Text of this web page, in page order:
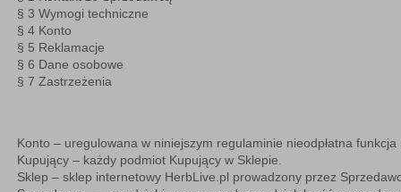
§ 3 Wymogi techniczne
§ 4Konto
§ 5 Reklamacje
§ 6 Dane osobowe
§ 7 Zastrzeżenia
Konto – uregulowana w niniejszym regulaminie nieodpłatna
Kupujący– każdy podmiot Kupujący w Sklepie.
Sklep – sklep internetowy HerbLive.pl prowadzony przez